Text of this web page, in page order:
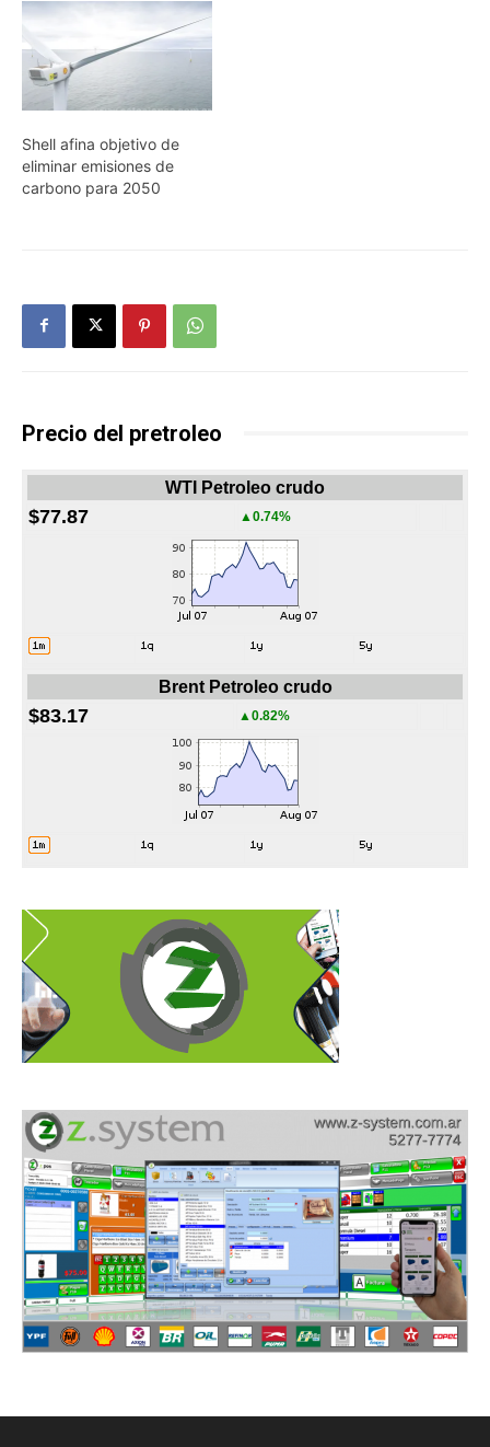
Shell afina objetivo de
eliminar emisiones de
carbono para 2050
Precio del pretroleo
WTI Petroleo crudo
$77.87 ▲0.74%
Brent Petroleo crudo
$83.17 ▲0.82%